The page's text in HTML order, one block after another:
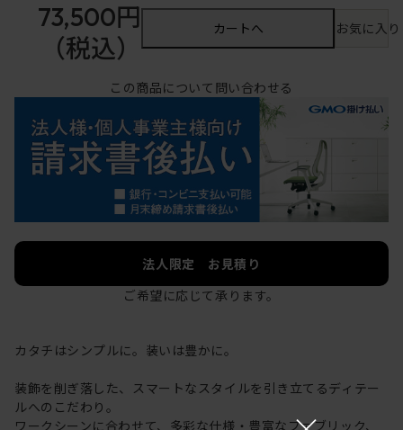
73,500円
（税込）
カートへ お気に入
この商品について問い合わせる
法人限定 お見積り
ご希望に応じて承ります。
カタチはシンプルに。装いは豊かに。
装飾を削ぎ落した、スマートなスタイルを引き立てるディテー
ルへのこだわり。
ワークシーンに合わせて、多彩な仕様・豊富なファブリック、